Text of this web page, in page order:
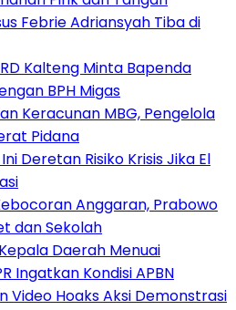
Febrie Adriansyah Tiba di
Kalteng Minta Bapenda
BPH Migas
Keracunan MBG, Pengelola
Pidana
Deretan Risiko Krisis Jika El
Anggaran, Prabowo
dan Sekolah
Daerah Menuai
Ingatkan Kondisi APBN
Video Hoaks Aksi Demonstrasi